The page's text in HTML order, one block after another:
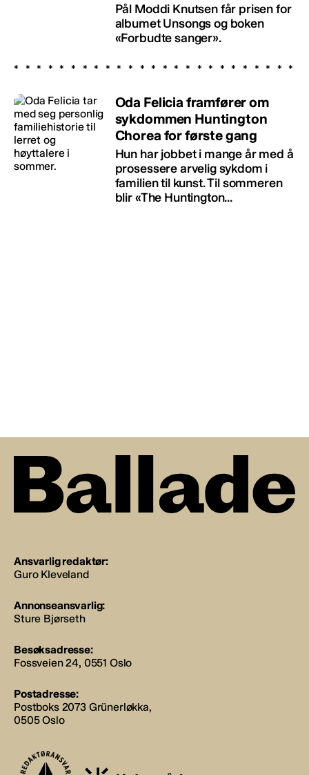
Pål Moddi Knutsen får prisen for
albumet Unsongs og boken
«Forbudte sanger».
Oda Felicia framfører om
sykdommen Huntington
Chorea for første gang
Hun har jobbet i mange år med å
prosessere arvelig sykdom i
familien til kunst. Til sommeren
blir «The Huntington...
Ansvarlig redaktør:
Guro Kleveland
Annonseansvarlig:
Sture Bjørseth
Besøksadresse:
Fossveien 24, 0551 Oslo
Postadresse:
Postboks 2073 Grünerløkka,
0505 Oslo